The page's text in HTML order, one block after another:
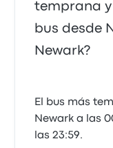
temprana
bus desde
Newark?
El bus más
Newark a las
las 23:59.